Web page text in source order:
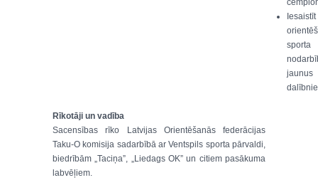
Iesaistīt
sporta
jaunus
Rīkotāji un vadība
Sacensības rīko Latvijas Orientēšanās federācijas
Taku-O komisija sadarbībā ar Ventspils sporta pārvaldi,
biedrībām „Taciņa”, „Liedags OK” un citiem pasākuma
labvēļiem.